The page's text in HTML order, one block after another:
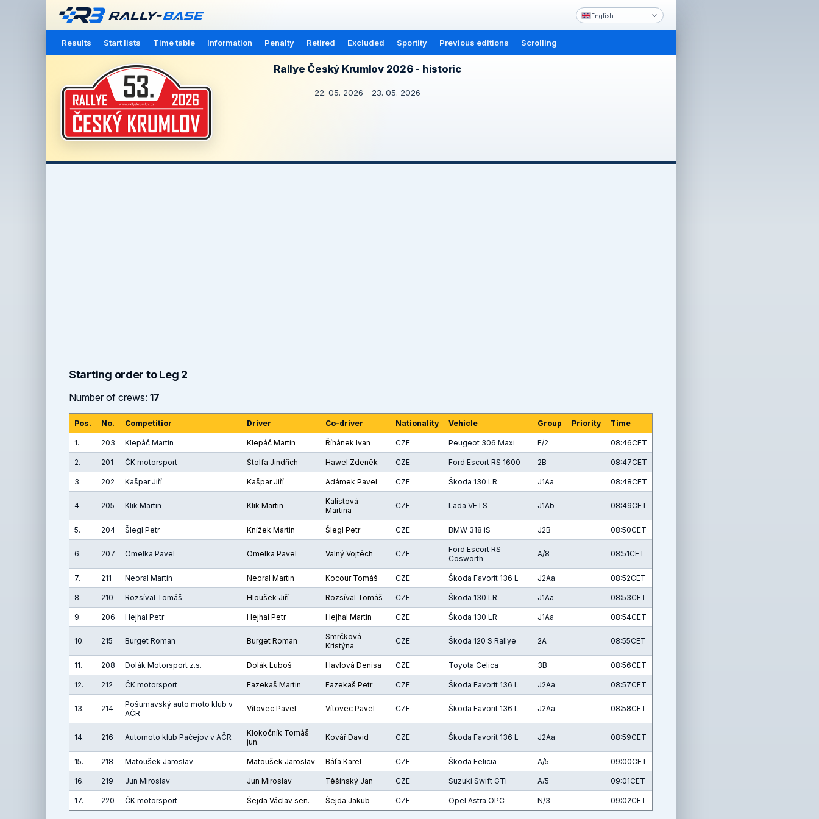
English
Results Start lists Time table Information Penalty Retired Excluded Sportity Previous editions Scrolling
Rallye Český Krumlov 2026 - historic
22. 05. 2026 - 23. 05. 2026
Starting order to Leg 2
Number of crews: 17
Pos. No. Competitior Driver Co-driver Nationality Vehicle Group Priority Time
1. 203 Klepáč Martin Klepáč Martin Říhánek Ivan CZE Peugeot 306 Maxi F/2 08:46CET
2. 201 ČK motorsport Štolfa Jindřich Hawel Zdeněk CZE Ford Escort RS 1600 2B 08:47CET
3. 202 Kašpar Jiří Kašpar Jiří Adámek Pavel CZE Škoda 130 LR J1Aa 08:48CET
4. 205 Klik Martin Klik Martin
Kalistová
Martina
CZE Lada VFTS J1Ab 08:49CET
5. 204 Šlegl Petr Knížek Martin Šlegl Petr CZE BMW 318 iS J2B 08:50CET
6. 207 Omelka Pavel Omelka Pavel Valný Vojtěch CZE
Ford Escort RS
Cosworth
A/8 08:51CET
7. 211 Neoral Martin Neoral Martin Kocour Tomáš CZE Škoda Favorit 136 L J2Aa 08:52CET
8. 210 Rozsíval Tomáš Hloušek Jiří Rozsíval Tomáš CZE Škoda 130 LR J1Aa 08:53CET
9. 206 Hejhal Petr Hejhal Petr Hejhal Martin CZE Škoda 130 LR J1Aa 08:54CET
10. 215 Burget Roman Burget Roman
Smrčková
Kristýna
CZE Škoda 120 S Rallye 2A 08:55CET
11. 208 Dolák Motorsport z.s. Dolák Luboš Havlová Denisa CZE Toyota Celica 3B 08:56CET
12. 212 ČK motorsport Fazekaš Martin Fazekaš Petr CZE Škoda Favorit 136 L J2Aa 08:57CET
13. 214
Pošumavský auto moto klub v
AČR
Vítovec Pavel Vítovec Pavel CZE Škoda Favorit 136 L J2Aa 08:58CET
14. 216 Automoto klub Pačejov v AČR
Klokočník Tomáš
jun.
Kovář David CZE Škoda Favorit 136 L J2Aa 08:59CET
15. 218 Matoušek Jaroslav Matoušek Jaroslav Báťa Karel CZE Škoda Felicia A/5 09:00CET
16. 219 Jun Miroslav Jun Miroslav Těšínský Jan CZE Suzuki Swift GTi A/5 09:01CET
17. 220 ČK motorsport Šejda Václav sen. Šejda Jakub CZE Opel Astra OPC N/3 09:02CET